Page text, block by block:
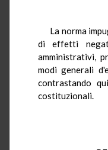
La norma
di effetti
amministrativi,
modi generali
contrastando
costituzionali.